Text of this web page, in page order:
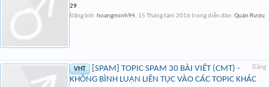
29
Đăng bởi: hoangminh94, 15 Tháng tám 2016 trong diễn đàn: Quán Rượu
Đăng
VHT
[SPAM] TOPIC SPAM 30 BÀI VIẾT (CMT) -
KHÔNG BÌNH LUẬN LIÊN TỤC VÀO CÁC TOPIC KHÁC